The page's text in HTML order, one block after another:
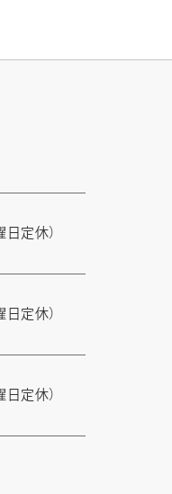
定休）
定休）
定休）